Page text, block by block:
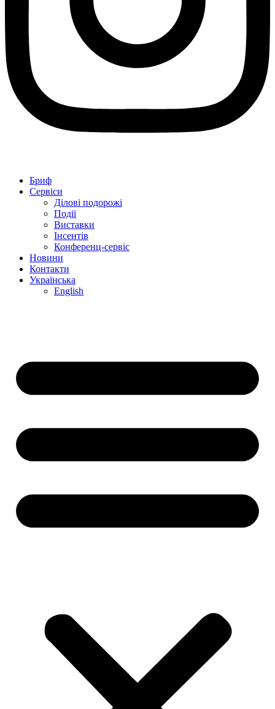
Бриф
Сервіси
Ділові подорожі
Події
Виставки
Інсентів
Конференц-сервіс
Новини
Контакти
Українська
English